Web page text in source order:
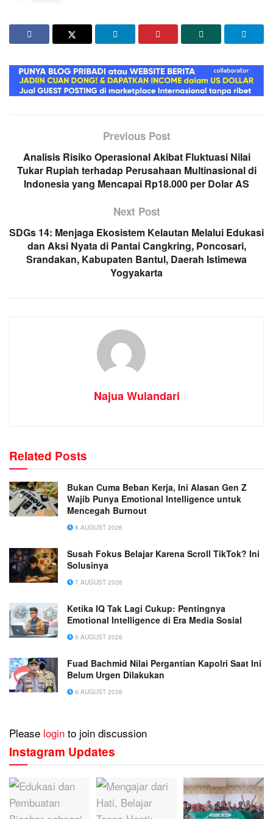
Previous Post
Analisis Risiko Operasional Akibat Fluktuasi Nilai
Tukar Rupiah terhadap Perusahaan Multinasional di
Indonesia yang Mencapai Rp18.000 per Dolar AS
Next Post
SDGs 14: Menjaga Ekosistem Kelautan Melalui Edukasi
dan Aksi Nyata di Pantai Cangkring, Poncosari,
Srandakan, Kabupaten Bantul, Daerah Istimewa
Yogyakarta
Najua Wulandari
Related Posts
Bukan Cuma Beban Kerja, Ini Alasan Gen Z
Wajib Punya Emotional Intelligence untuk
Mencegah Burnout
8 AUGUST 2026
Susah Fokus Belajar Karena Scroll TikTok? Ini
Solusinya
7 AUGUST 2026
Ketika IQ Tak Lagi Cukup: Pentingnya
Emotional Intelligence di Era Media Sosial
6 AUGUST 2026
Fuad Bachmid Nilai Pergantian Kapolri Saat Ini
Belum Urgen Dilakukan
6 AUGUST 2026
Please login to join discussion
Instagram Updates